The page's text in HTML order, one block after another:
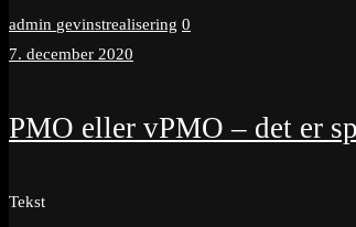
admin gevinstrealisering 0
7. december 2020
PMO eller vPMO – det er
Tekst